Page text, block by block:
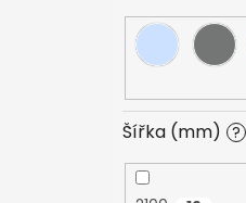
Šířka (mm) ?